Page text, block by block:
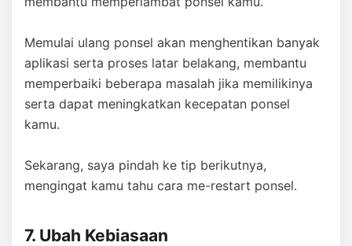
Memulai ulang ponsel akan menghentikan banyak
aplikasi serta proses latar belakang, membantu
memperbaiki beberapa masalah jika memilikinya
serta dapat meningkatkan kecepatan ponsel
kamu.
Sekarang, saya pindah ke tip berikutnya,
mengingat kamu tahu cara me-restart ponsel.
7. Ubah Kebiasaan